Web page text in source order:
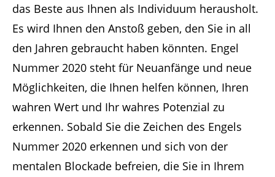
das Beste aus Ihnen als Individuum herausholt.
Es wird Ihnen den Anstoß geben, den Sie in all
den Jahren gebraucht haben könnten. Engel
Nummer 2020 steht für Neuanfänge und neue
Möglichkeiten, die Ihnen helfen können, Ihren
wahren Wert und Ihr wahres Potenzial zu
erkennen. Sobald Sie die Zeichen des Engels
Nummer 2020 erkennen und sich von der
mentalen Blockade befreien, die Sie in Ihrem